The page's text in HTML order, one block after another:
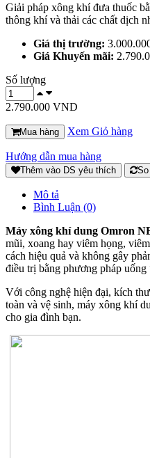
Giải pháp xông khí đưa thuốc
thông khí và thải các chất dịch
Giá thị trường:
Giá Khuyến mãi:
Số lượng
2.790.000 VND
Mua hàng Xem Giỏ hàng
Hướng dẫn mua hàng
Thêm vào DS yêu thích
Mô tả
Bình Luận (0)
Máy xông khí dung Omron
mũi, xoang hay viêm họng,
cách hiệu quả và không gây
điều trị bằng phương pháp uống
Với công nghệ hiện đại, kích
toàn và vệ sinh, máy xông khí
cho gia đình bạn.